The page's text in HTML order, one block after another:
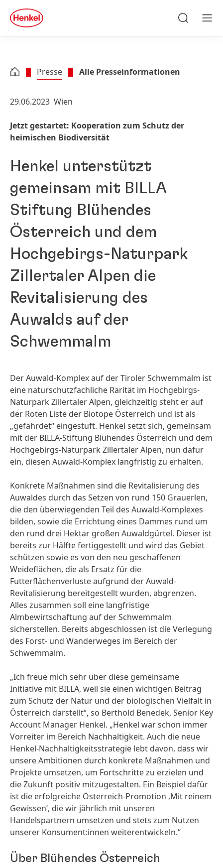
Zu Footer springen
quick
search
Presse Alle Presseinformationen
29.06.2023 Wien
Jetzt gestartet: Kooperation zum Schutz der
heimischen Biodiversität
Henkel unterstützt
gemeinsam mit BILLA
Stiftung Blühendes
Österreich und dem
Hochgebirgs-Naturpark
Zillertaler Alpen die
Revitalisierung des
Auwalds auf der
Schwemmalm
Der Auwald-Komplex auf der Tiroler Schwemmalm ist
eine naturschutzfachliche Rarität im Hochgebirgs-
Naturpark Zillertaler Alpen, gleichzeitig steht er auf
der Roten Liste der Biotope Österreich und ist als
„gefährdet“ eingestuft. Henkel setzt sich, gemeinsam
mit der BILLA-Stiftung Blühendes Österreich und dem
Hochgebirgs-Naturpark Zillertaler Alpen, nun dafür
ein, diesen Auwald-Komplex langfristig zu erhalten.
Konkrete Maßnahmen sind die Revitalisierung des
Auwaldes durch das Setzen von rund 150 Grauerlen,
die den überwiegenden Teil des Auwald-Komplexes
bilden, sowie die Errichtung eines Dammes rund um
den rund drei Hektar großen Auwaldgürtel. Dieser ist
bereits zur Hälfte fertiggestellt und wird das Gebiet
schützen sowie es von den neu geschaffenen
Weideflächen, die als Ersatz für die
Futterflächenverluste aufgrund der Auwald-
Revitalisierung bereitgestellt wurden, abgrenzen.
Alles zusammen soll eine langfristige
Almbewirtschaftung auf der Schwemmalm
sicherstellen. Bereits abgeschlossen ist die Verlegung
des Forst- und Wanderweges im Bereich der
Schwemmalm.
„Ich freue mich sehr über diese gemeinsame
Initiative mit BILLA, weil sie einen wichtigen Beitrag
zum Schutz der Natur und der biologischen Vielfalt in
Österreich darstellt“, so Berthold Benedek, Senior Key
Account Manager Henkel. „Henkel war schon immer
Vorreiter im Bereich Nachhaltigkeit. Auch die neue
Henkel-Nachhaltigkeitsstrategie lebt davon, dass wir
unsere Ambitionen durch konkrete Maßnahmen und
Projekte umsetzen, um Fortschritte zu erzielen und
die Zukunft positiv mitzugestalten. Ein Beispiel dafür
ist die erfolgreiche Österreich-Promotion ‚Mit reinem
Gewissen‘, die wir jährlich mit unseren
Handelspartnern umsetzen und stets zum Nutzen
unserer Konsument:innen weiterentwickeln.“
Über Blühendes Österreich